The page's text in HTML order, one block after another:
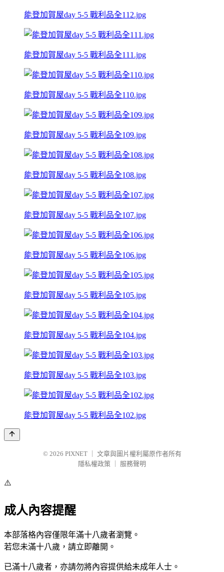
能登加賀屋day 5-5 戰利品全112.jpg
能登加賀屋day 5-5 戰利品全111.jpg
能登加賀屋day 5-5 戰利品全110.jpg
能登加賀屋day 5-5 戰利品全109.jpg
能登加賀屋day 5-5 戰利品全108.jpg
能登加賀屋day 5-5 戰利品全107.jpg
能登加賀屋day 5-5 戰利品全106.jpg
能登加賀屋day 5-5 戰利品全105.jpg
能登加賀屋day 5-5 戰利品全104.jpg
能登加賀屋day 5-5 戰利品全103.jpg
能登加賀屋day 5-5 戰利品全102.jpg
© 2026 PIXNET
文章與圖片權利屬原作者所有
隱私權政策
服務聲明
⚠️
成人內容提醒
本部落格內容僅限年滿十八歲者瀏覽。
若您未滿十八歲，請立即離開。
已滿十八歲者，亦請勿將內容提供給未成年人士。